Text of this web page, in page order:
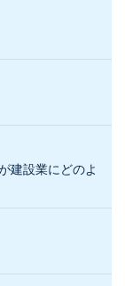
建設業にどのよ